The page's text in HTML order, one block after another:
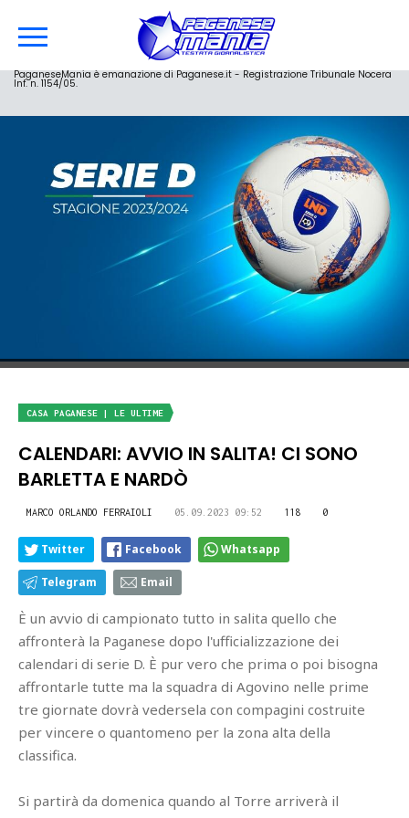
PaganeseMania è emanazione di Paganese.it - Registrazione Tribunale Nocera
Inf. n. 1154/05.
CASA PAGANESE | LE ULTIME
CALENDARI: AVVIO IN SALITA! CI SONO
BARLETTA E NARDÒ
MARCO ORLANDO FERRAIOLI 05.09.2023 09:52 118 0
Twitter Facebook Whatsapp
Telegram Email
È un avvio di campionato tutto in salita quello che
affronterà la Paganese dopo l'ufficializzazione dei
calendari di serie D. È pur vero che prima o poi bisogna
affrontarle tutte ma la squadra di Agovino nelle prime
tre giornate dovrà vedersela con compagini costruite
per vincere o quantomeno per la zona alta della
classifica.
Si partirà da domenica quando al Torre arriverà il